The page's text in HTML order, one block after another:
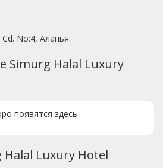
No:4, Аланья.
Simurg Halal Luxury
появятся здесь
Halal Luxury Hotel